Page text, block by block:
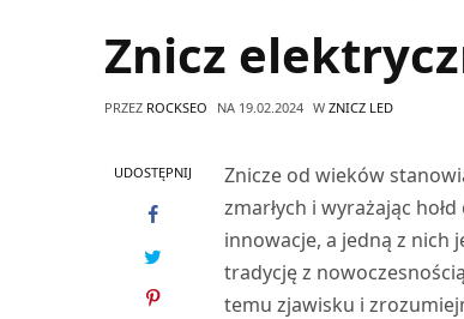
Znicz
PRZEZ ROCKSEO NA 19.02.2024 W ZNICZ LED
UDOSTĘPNIJ
Znicze od wieków
zmarłych i wyrażając
innowacje, a jedną z nich
tradycję z
temu zjawisku i